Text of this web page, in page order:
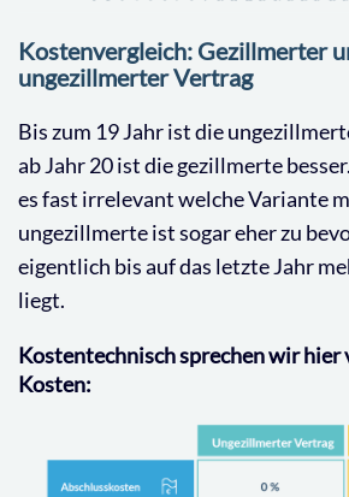
Kostenvergleich: Gezillmerter
ungezillmerter Vertrag
Bis zum 19 Jahr ist die
ab Jahr 20 ist die gezillmerte
es fast irrelevant welche Variante
ungezillmerte ist sogar eher zu
eigentlich bis auf das letzte Jahr
liegt.
Kostentechnisch sprechen wir hier
Kosten: